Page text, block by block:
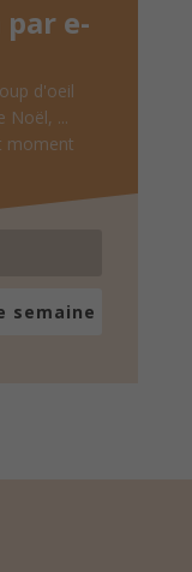
par e-
d'oeil
Noël, ...
moment
semaine